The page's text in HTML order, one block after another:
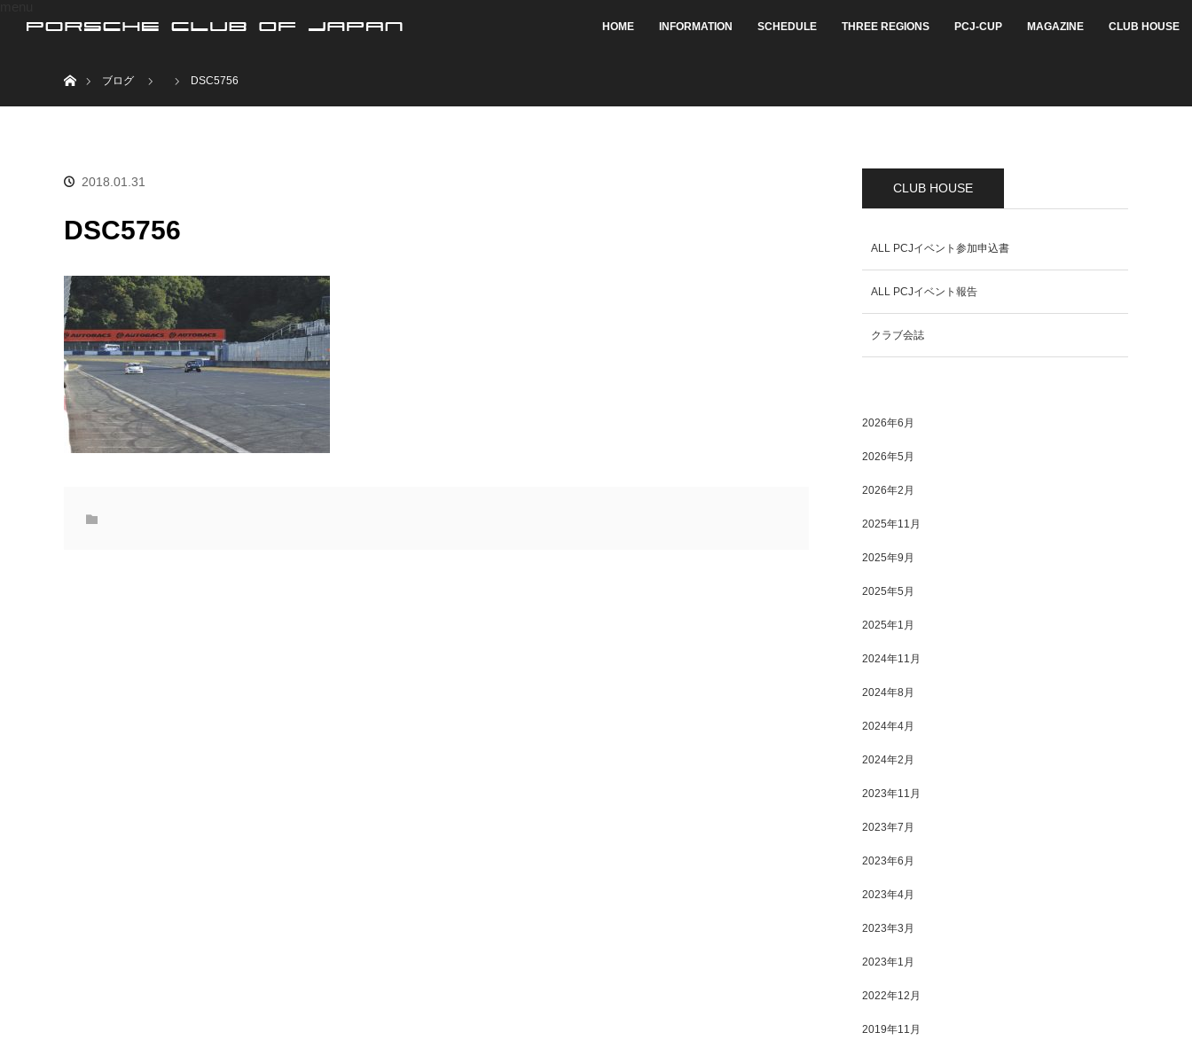
HOME INFORMATION SCHEDULE THREE REGIONS PCJ-CUP MAGAZINE CLUB HOUSE
ブログ
DSC5756
2018.01.31
DSC5756
CLUB HOUSE
ALL PCJイベント参加申込書
ALL PCJイベント報告
クラブ会誌
2026年6月
2026年5月
2026年2月
2025年11月
2025年9月
2025年5月
2025年1月
2024年11月
2024年8月
2024年4月
2024年2月
2023年11月
2023年7月
2023年6月
2023年4月
2023年3月
2023年1月
2022年12月
2019年11月